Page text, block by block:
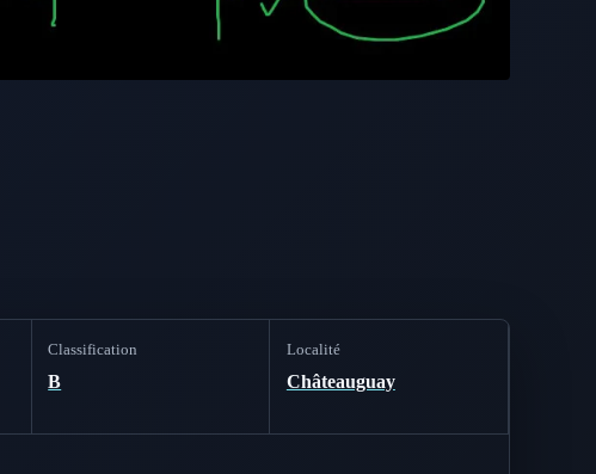
Classification
B
Localité
Châteauguay